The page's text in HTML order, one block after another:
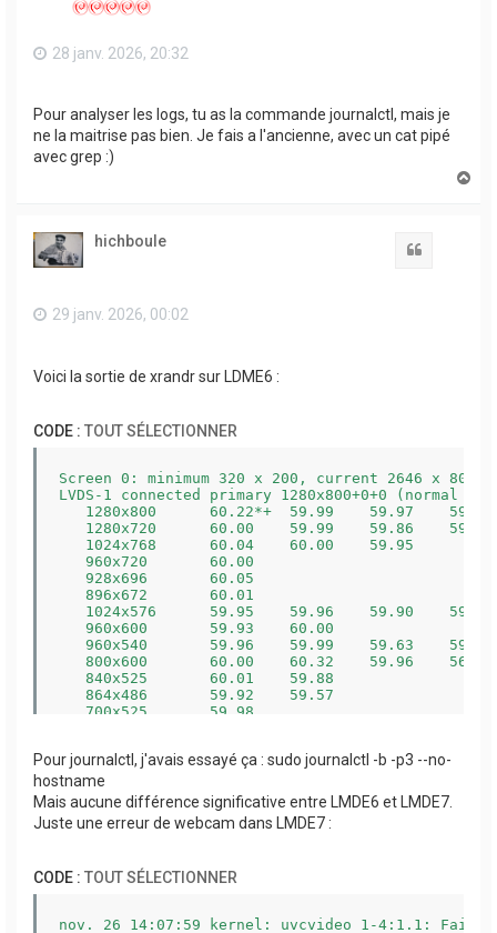
28 janv. 2026, 20:32
Pour analyser les logs, tu as la commande journalctl, mais je
ne la maitrise pas bien. Je fais a l'ancienne, avec un cat pipé
avec grep :)
hichboule
29 janv. 2026, 00:02
Voici la sortie de xrandr sur LDME6 :
CODE : TOUT SÉLECTIONNER
Screen 0: minimum 320 x 200, current 2646 x 800,
LVDS-1 connected primary 1280x800+0+0
1280x800      60.22*+  59.99    59.97
1280x720      60.00    59.99    59.86
   1024x768      60.04    60.00    59.95
   960x720       60.00
   928x696       60.05
   896x672       60.01
1024x576      59.95    59.96    59.90
   960x600       59.93    60.00
960x540       59.96    59.99    59.63
800x600       60.00    60.32    59.96
   840x525       60.01    59.88
   864x486       59.92    59.57
   700x525       59.98
   700x450       59.96    59.88
   640x480       60.00    59.94    59.94
   720x405       59.51    58.99
   720x400       59.97
   684x384       59.88    59.85
   640x350       59.84
   480x270       59.63    59.82
Pour journalctl, j'avais essayé ça : sudo journalctl -b -p3 --no-
hostname
Mais aucune différence significative entre LMDE6 et LMDE7.
Juste une erreur de webcam dans LMDE7 :
CODE : TOUT SÉLECTIONNER
nov. 26 14:07:59 kernel: uvcvideo 1-4:1.1: